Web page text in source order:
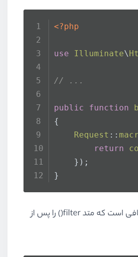
<?php
use Illuminate\
// ...
public function
{
Request ::
return
    });
}
در ادامه می‌توانیم داده‌های درخواست مان را فیلتر کنیم و مجموعه‌ای از المنت‌هایی که non-null هستند را به عنوان نتیجه دریافت کنیم. برای این کار تنها کافی است که متد filter() را پس از